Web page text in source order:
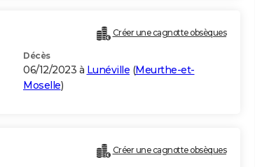
Créer une cagnotte obsèques
Décès
06/12/2023 à Lunéville (Meurthe-et-
Moselle)
Créer une cagnotte obsèques